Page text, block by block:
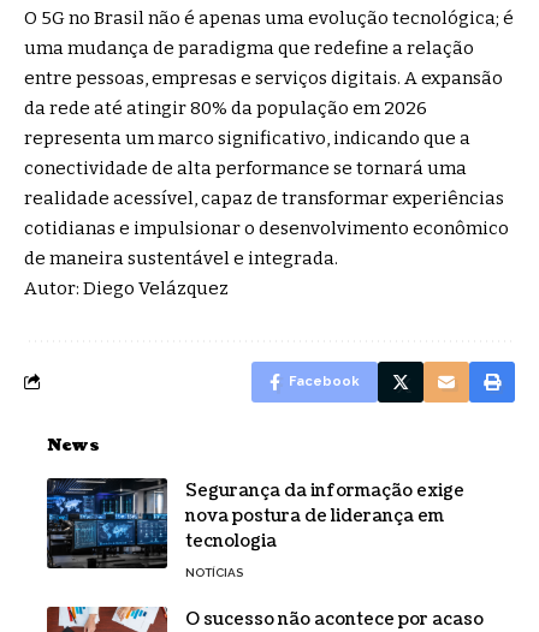
O 5G no Brasil não é apenas uma evolução tecnológica; é
uma mudança de paradigma que redefine a relação
entre pessoas, empresas e serviços digitais. A expansão
da rede até atingir 80% da população em 2026
representa um marco significativo, indicando que a
conectividade de alta performance se tornará uma
realidade acessível, capaz de transformar experiências
cotidianas e impulsionar o desenvolvimento econômico
de maneira sustentável e integrada.
Autor: Diego Velázquez
Facebook
News
Segurança da informação exige
nova postura de liderança em
tecnologia
NOTÍCIAS
O sucesso não acontece por acaso